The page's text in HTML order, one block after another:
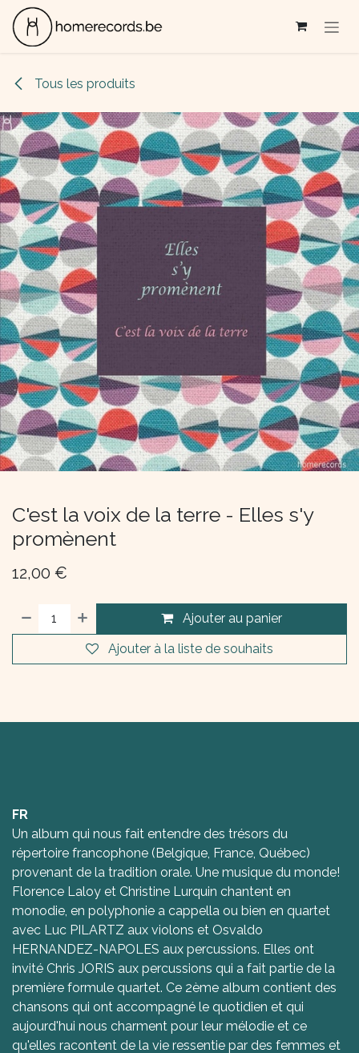
Se rendre au contenu
Tous les produits
C'est la voix de la terre - Elles s'y
promènent
12,00 €
Ajouter au panier
Ajouter à la liste de souhaits
FR
Un album qui nous fait entendre des trésors du
répertoire francophone (Belgique, France, Québec)
provenant de la tradition orale. Une musique du monde!
Florence Laloy et Christine Lurquin chantent en
monodie, en polyphonie a cappella ou bien en quartet
avec Luc PILARTZ aux violons et Osvaldo
HERNANDEZ-NAPOLES aux percussions. Elles ont
invité Chris JORIS aux percussions qui a fait partie de la
première formule quartet. Ce 2ème album contient des
chansons qui ont accompagné le quotidien et qui
aujourd'hui nous charment pour leur mélodie et ce
qu'elles racontent de la vie ressentie par des femmes et